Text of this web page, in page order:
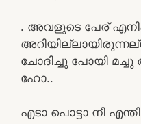
. അവളുടെ പേര്
ചോദിച്ചു പോയി
ഹോ..
എടാ പൊട്ടാ നീ